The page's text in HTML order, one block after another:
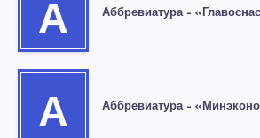
А Аббревиатура –
А Аббревиатура –